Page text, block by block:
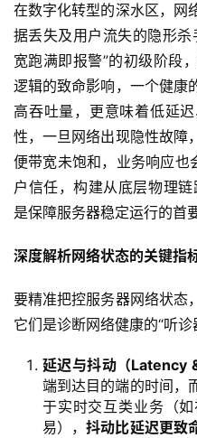
在数字化转型的深水区，网
据丢失及用户流失的隐形
宽跑满即报警”的初级阶段
逻辑的致命影响，一个健康
高吞吐量，更意味着低延
性，一旦网络出现隐性故障
便带宽未饱和，业务响应也
户信任，构建从底层物理
是保障服务器稳定运行的首
深度解析网络状态的关键指
要精准把控服务器网络状态
它们是诊断网络健康的“听诊
延迟与抖动（Latency
端到达目的端的时间，
于实时交互类业务（
易），抖动比延迟更致